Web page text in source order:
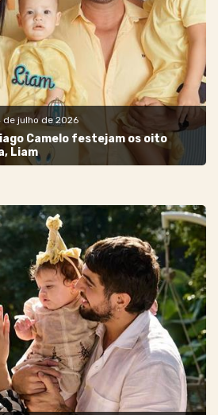
de julho de 2026
Camelo festejam os oito
Liam